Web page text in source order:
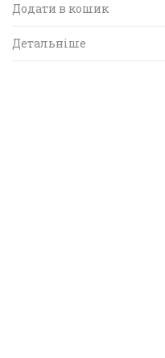
Додати в кошик
Детальніше